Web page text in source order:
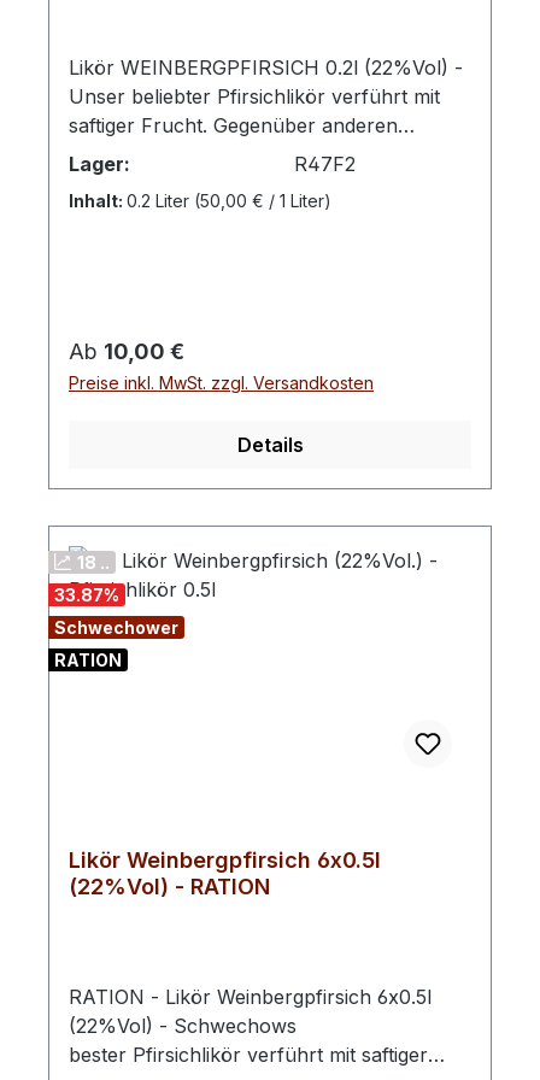
Likör WEINBERGPFIRSICH 0.2l (22%Vol) -
Unser beliebter Pfirsichlikör verführt mit
saftiger Frucht. Gegenüber anderen
Pfirsichsorten ist diese nur mit einer
leichten Süße aber einem stärkeren Aroma
geprägt. Eine Delikatesse für
wir zum Ende der Saison unseren beliebten
Weinbergpfirsisch-Likör. Diese
normalen Pfirsich aromatischer, dafür
Lager: R47F2
Inhalt: 0.2 Liter (50,00 € / 1 Liter)
Regulärer Preis:
Ab 10,00 €
Preise inkl. MwSt. zzgl. Versandkosten
Details
18 ..
33.87%
Schwechower
RATION
Likör Weinbergpfirsich 6x0.5l
(22%Vol) - RATION
RATION - Likör Weinbergpfirsich 6x0.5l
(22%Vol) - Schwechows
bester Pfirsichlikör verführt mit saftiger